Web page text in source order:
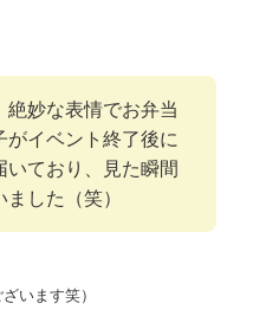
絶妙な表情でお弁当
がイベント終了後に
いており、見た瞬間
した（笑）
います笑）